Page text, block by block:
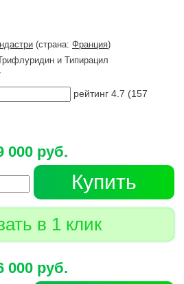
(страна: Франция)
и Типирацил
рейтинг 4.7 (157
000 руб.
Купить
в 1 клик
000 руб.